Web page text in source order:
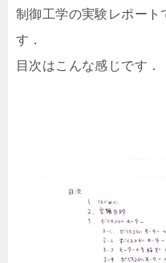
制御工学の実験レポー
す．
目次はこんな感じです．